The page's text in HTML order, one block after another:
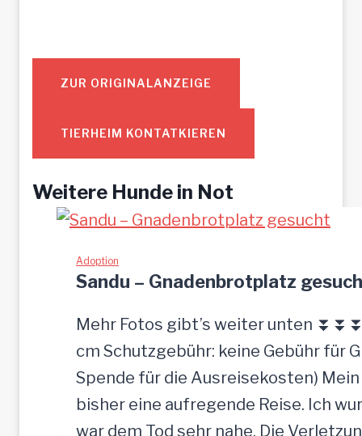
ZUR ORIGINALANZEIGE
TIERHEIM KONTATKIEREN
Weitere Hunde in Not
Adoption
Sandu – Gnadenbrotplatz
Mehr Fotos gibt’s weiter unten
cm Schutzgebühr: keine Gebühr für
Spende für die Ausreisekosten)
bisher eine aufregende Reise. Ich
war dem Tod sehr nahe. Die